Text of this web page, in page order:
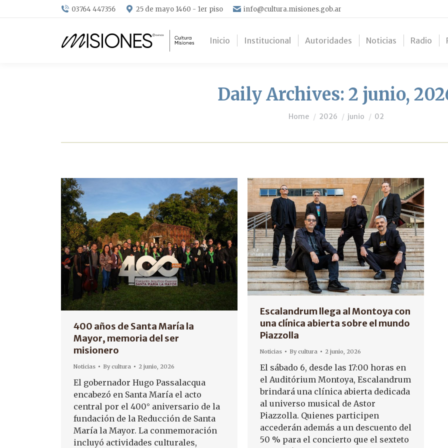
03764 447356 25 de mayo 1460 - 1er piso info@cultura.misiones.gob.ar
Inicio Institucional Autoridades Noticias Radio
Daily Archives: 2 junio,
You are here:
Home 2026 junio 02
400 años de Santa María la
Mayor, memoria del ser
misionero
Noticias Bycultura 2 junio, 2026
El gobernador Hugo Passalacqua
encabezó en Santa María el acto
central por el 400° aniversario de la
fundación de la Reducción de Santa
María la Mayor. La conmemoración
incluyó actividades culturales,
Escalandrum llega al Montoya con
una clínica abierta sobre el mundo
Piazzolla
Noticias Bycultura 2 junio, 2026
El sábado 6, desde las 17:00 horas en
el Auditórium Montoya, Escalandrum
brindará una clínica abierta dedicada
al universo musical de Astor
Piazzolla. Quienes participen
accederán además a un descuento del
50 % para el concierto que el sexteto